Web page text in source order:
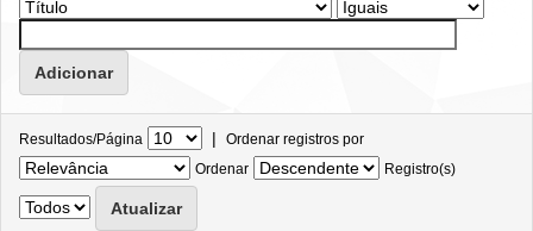
Resultados/Página | Ordenar registros por
Ordenar
Registro(s)